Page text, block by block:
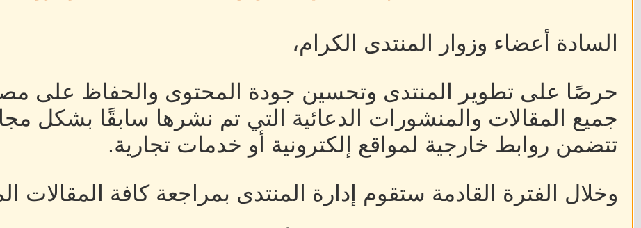
السادة أعضاء وزوار المنتدى الكرام،
حرصًا على تطوير المنتدى وتحسين جودة المحتوى والحفاظ على
جميع المقالات والمنشورات الدعائية التي تم نشرها سابقًا بشكل
تتضمن روابط خارجية لمواقع إلكترونية أو خدمات تجارية.
وخلال الفترة القادمة ستقوم إدارة المنتدى بمراجعة كافة